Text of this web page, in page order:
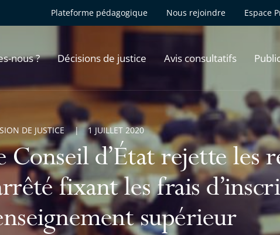
Plateforme pédagogique Nous rejoindre Espace
nous ? Décisions de justice Avis consultatifs
Conseil d’État rejette les
fixant les frais
supérieur
DE JUSTICE 1 JUILLET 2020